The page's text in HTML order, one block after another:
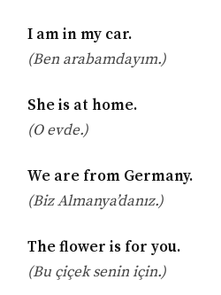
I am in my car.
(Ben arabamdayım.)
She is at home.
(O evde.)
We are from Germany.
(Biz Almanya’danız.)
The flower is for you.
(Bu çiçek senin için.)